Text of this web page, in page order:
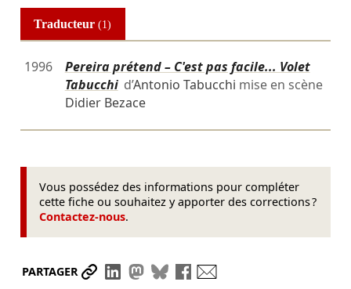
Traducteur(1)
1996
Pereira prétend – C'est pas facile... Volet
Tabucchid’Antonio Tabucchi mise en scène
Didier Bezace
Vous possédez des informations pour compléter
cette fiche ou souhaitez y apporter des corrections ?
Contactez-nous.
PARTAGER Partager le lien
Partager sur LinkedIn
Partager sur Mastodon
Partager sur Bluesky
Partager sur Facebook